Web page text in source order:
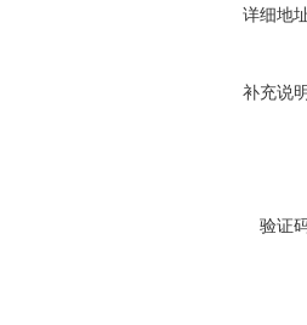
详细地
补充说
验证